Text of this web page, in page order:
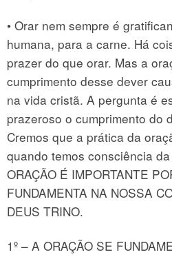
• Orar nem sempre é
humana, para a carne. Há
prazer do que orar. Mas a
cumprimento desse dever
na vida cristã. A pergunta é
prazeroso o cumprimento do
Cremos que a prática da
quando temos consciência
ORAÇÃO É IMPORTANTE
FUNDAMENTA NA NOSSA
DEUS TRINO.
1º – A ORAÇÃO SE